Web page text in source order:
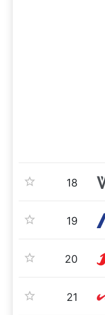
18
19
20
21